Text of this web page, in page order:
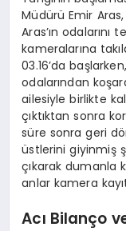
Müdürü Emir
Aras’ın
kameralarına
03.16’da
odalarından
ailesiyle birlikte
çıktıktan sonra
süre sonra geri
üstlerini giyinmiş
çıkarak dumanla
anlar kamera
Acı Bilanço